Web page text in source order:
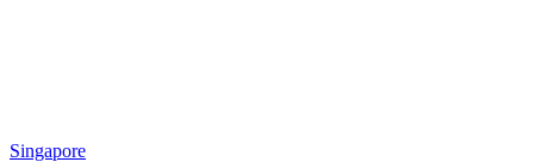
Singapore